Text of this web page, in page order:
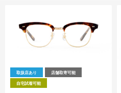
取扱店あり 店舗取寄可能
自宅試着可能